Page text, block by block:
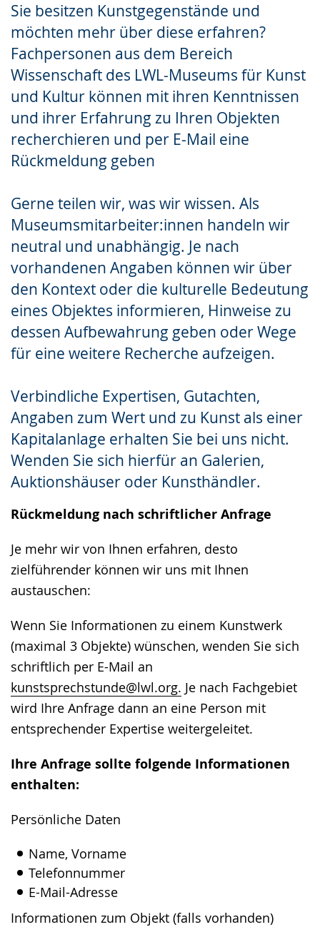
Sie besitzen Kunstgegenstände und
möchten mehr über diese erfahren?
Fachpersonen aus dem Bereich
Wissenschaft des LWL-Museums für Kunst
und Kultur können mit ihren Kenntnissen
und ihrer Erfahrung zu Ihren Objekten
recherchieren und per E-Mail eine
Rückmeldung geben
Gerne teilen wir, was wir wissen. Als
Museumsmitarbeiter:innen handeln wir
neutral und unabhängig. Je nach
vorhandenen Angaben können wir über
den Kontext oder die kulturelle Bedeutung
eines Objektes informieren, Hinweise zu
dessen Aufbewahrung geben oder Wege
für eine weitere Recherche aufzeigen.
Verbindliche Expertisen, Gutachten,
Angaben zum Wert und zu Kunst als einer
Kapitalanlage erhalten Sie bei uns nicht.
Wenden Sie sich hierfür an Galerien,
Auktionshäuser oder Kunsthändler.
Rückmeldung nach schriftlicher Anfrage
Je mehr wir von Ihnen erfahren, desto
zielführender können wir uns mit Ihnen
austauschen:
Wenn Sie Informationen zu einem Kunstwerk
(maximal 3 Objekte) wünschen, wenden Sie sich
schriftlich per E-Mail an
kunstsprechstunde@lwl.org. Je nach Fachgebiet
wird Ihre Anfrage dann an eine Person mit
entsprechender Expertise weitergeleitet.
Ihre Anfrage sollte folgende Informationen
enthalten:
Persönliche Daten
Name, Vorname
Telefonnummer
E-Mail-Adresse
Informationen zum Objekt (falls vorhanden)
wird
angezeigt.